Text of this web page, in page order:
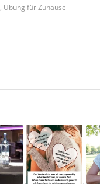
Übung für Zuhause